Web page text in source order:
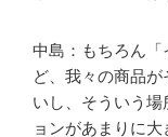
中島：もちろん
ど、我々の商品
いし、そういう
ョンがあまりに